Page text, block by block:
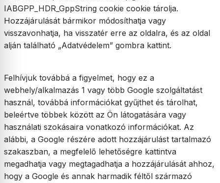
IABGPP_HDR_GppString cookie cookie tárolja.
Hozzájárulását bármikor módosíthatja vagy
visszavonhatja, ha visszatér erre az oldalra, és az oldal
alján található „Adatvédelem” gombra kattint.
Felhívjuk továbbá a figyelmet, hogy ez a
webhely/alkalmazás 1 vagy több Google szolgáltatást
használ, továbbá információkat gyűjthet és tárolhat,
beleértve többek között az Ön látogatására vagy
használati szokásaira vonatkozó információkat. Az
alábbi, a Google részére adott hozzájárulást tartalmazó
szakaszban, a megfelelő lehetőségre kattintva
megadhatja vagy megtagadhatja a hozzájárulását ahhoz,
hogy a Google és annak harmadik féltől származó